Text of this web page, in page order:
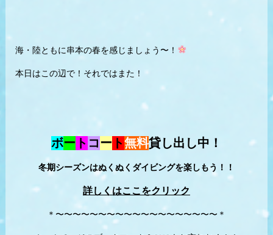
海・陸ともに串本の春を感じましょう〜！
本日はこの辺で！それではまた！
ボー ト コー ト無料貸し出し中！
冬期シーズンはぬくぬくダイビングを楽しもう！！
詳しくはここをクリック
＊〜〜〜〜〜〜〜〜〜〜〜〜〜〜〜〜〜〜〜＊